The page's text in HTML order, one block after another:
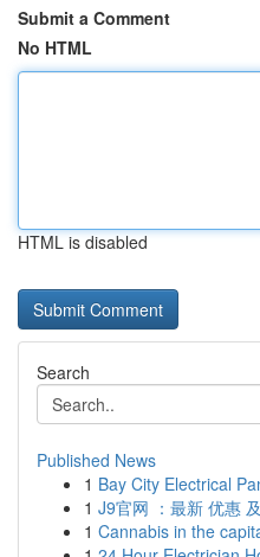
Submit a Comment
No HTML
HTML is disabled
Search
Published News
1 Bay City Electrical
1 J9官网 ：最新 优惠
1 Cannabis in the